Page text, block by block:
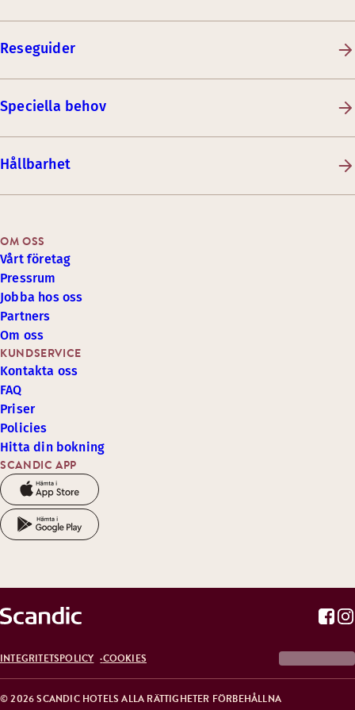
Reseguider
Speciella behov
Hållbarhet
SCANDIC APP
KUNDSERVICE
Kontakta oss
FAQ
Priser
Policies
Hitta din bokning
OM OSS
Vårt företag
Pressrum
Jobba hos oss
Partners
Om oss
© 2026 SCANDIC HOTELS ALLA RÄTTIGHETER FÖRBEHÅLLNA
INTEGRITETSPOLICY COOKIES